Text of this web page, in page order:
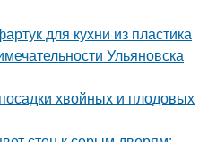
для кухни из пластика
Ульяновска
хвойных и плодовых